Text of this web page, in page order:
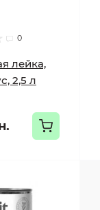
0
лейка,
2,5 л